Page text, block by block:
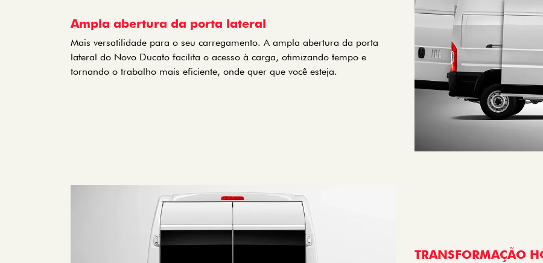
Ampla abertura da porta lateral
Mais versatilidade para o seu carregamento. A ampla abertura da porta
lateral do Novo Ducato facilita o acesso à carga, otimizando tempo e
tornando o trabalho mais eficiente, onde quer que você esteja.
TRANSFORMAÇÃO